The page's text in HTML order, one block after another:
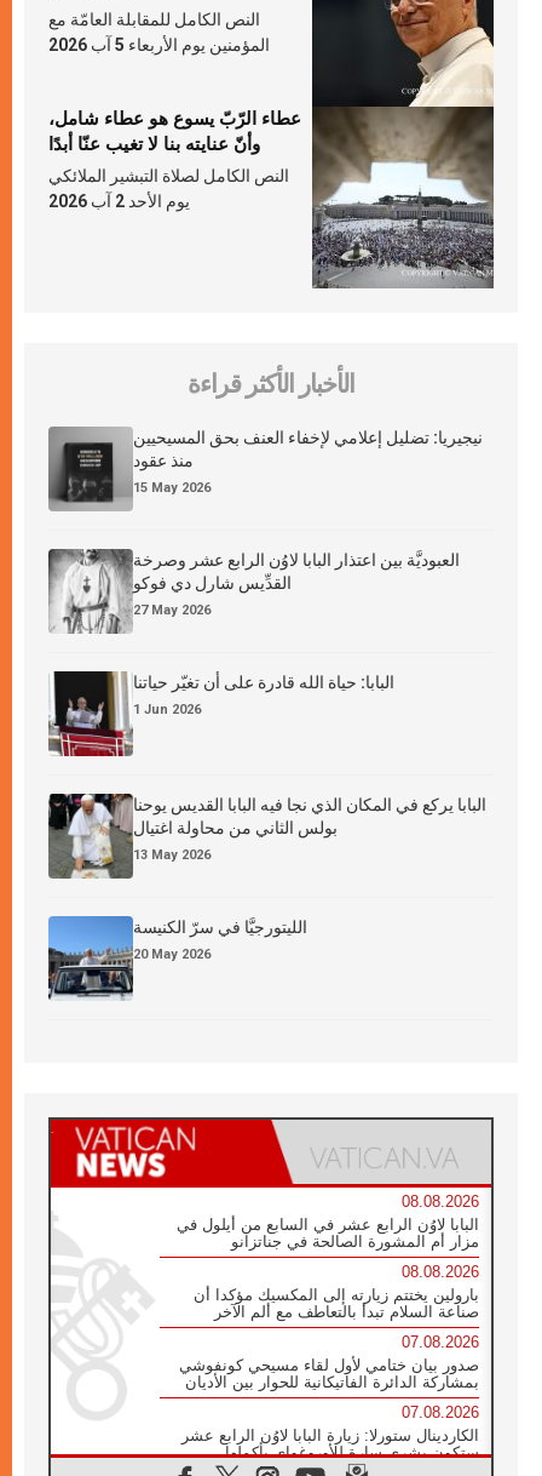
النص الكامل للمقابلة العامّة مع
المؤمنين يوم الأربعاء 5 آب 2026
عطاء الرّبّ يسوع هو عطاء شامل،
وأنّ عنايته بنا لا تغيب عنّا أبدًا
النص الكامل لصلاة التبشير الملائكي
يوم الأحد 2 آب 2026
الأخبار الأكثر قراءة
نيجيريا: تضليل إعلامي لإخفاء العنف بحق المسيحيين
منذ عقود
15 May 2026
العبوديَّة بين اعتذار البابا لاوُن الرابع عشر وصرخة
القدِّيس شارل دي فوكو
27 May 2026
البابا: حياة الله قادرة على أن تغيّر حياتنا
1 Jun 2026
البابا يركع في المكان الذي نجا فيه البابا القديس يوحنا
بولس الثاني من محاولة اغتيال
13 May 2026
الليتورجيَّا في سرّ الكنيسة
20 May 2026
08.08.2026
البابا لاوُن الرابع عشر في السابع من أيلول في
مزار أم المشورة الصالحة في جناتزانو
08.08.2026
بارولين يختتم زيارته إلى المكسيك مؤكدا أن
صناعة السلام تبدأ بالتعاطف مع ألم الآخر
07.08.2026
صدور بيان ختامي لأول لقاء مسيحي كونفوشي
بمشاركة الدائرة الفاتيكانية للحوار بين الأديان
07.08.2026
الكاردينال ستورلا: زيارة البابا لاوُن الرابع عشر
ستكون بشرى سارة للأوروغواي بأكملها